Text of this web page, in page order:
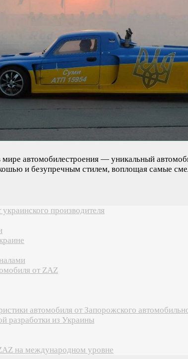
автомобилестроения — уникальный
и безупречным стилем, воплощая самые
производителя
от ZAZ
автомобиля от Запорожского
разработки из Украины
на международном уровне